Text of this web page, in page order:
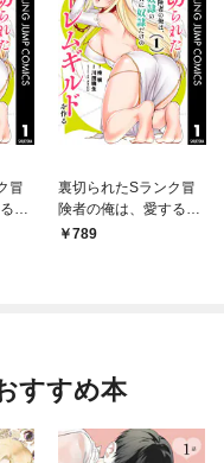
冒
奴
隷
裏切られたSランク冒
険者の俺は、愛する奴
隷の彼女らと共に奴隷
789
すすめ本